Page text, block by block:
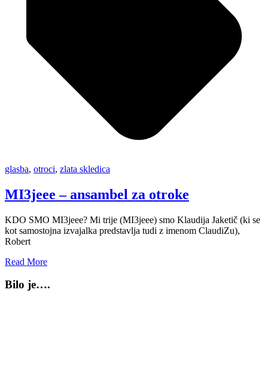
glasba, otroci, zlata skledica
MI3jeee – ansambel za otroke
KDO SMO MI3jeee? Mi trije (MI3jeee) smo Klaudija Jaketič (ki se
kot samostojna izvajalka predstavlja tudi z imenom ClaudiZu),
Robert
Read More
Bilo je….